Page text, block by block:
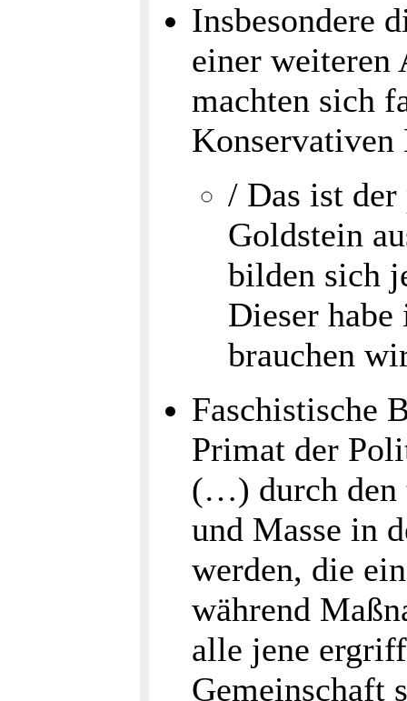
Insbesondere
einer weiteren
machten sich
Konservativen
/ Das ist
Goldstein
bilden sich
Dieser
brauchen
Faschistische
Primat der
(…) durch den
und Masse in
werden, die
während
alle jene
Gemeinschaft